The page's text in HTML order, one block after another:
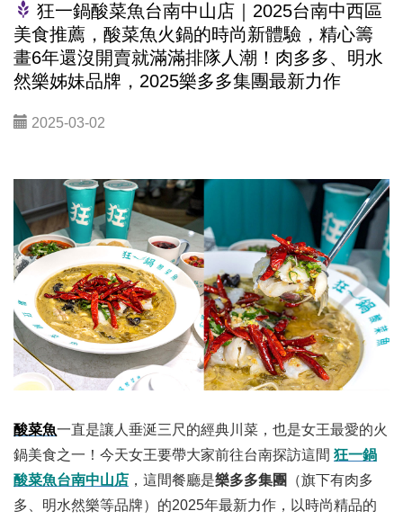
狂一鍋酸菜魚台南中山店｜2025台南中西區
美食推薦，酸菜魚火鍋的時尚新體驗，精心籌
畫6年還沒開賣就滿滿排隊人潮！肉多多、明水
然樂姊妹品牌，2025樂多多集團最新力作
2025-03-02
酸菜魚一直是讓人垂涎三尺的經典川菜，也是女王最愛的火
鍋美食之一！今天女王要帶大家前往台南探訪這間 狂一鍋
酸菜魚台南中山店 ，這間餐廳是樂多多集團
（旗下有肉多
多、明水然樂等品牌）的2025年最新力作，以時尚精品的